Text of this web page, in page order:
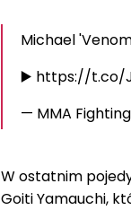
Michael
▶️ https://t.co/
— MMA
W ostatnim
Goiti Yamauchi,